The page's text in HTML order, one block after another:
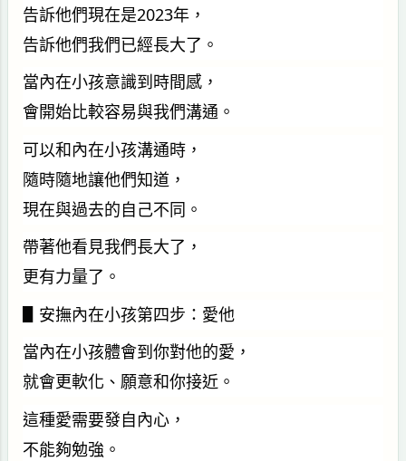
告訴他們現在是2023年，
告訴他們我們已經長大了。
當內在小孩意識到時間感，
會開始比較容易與我們溝通。
可以和內在小孩溝通時，
隨時隨地讓他們知道，
現在與過去的自己不同。
帶著他看見我們長大了，
更有力量了。
▋安撫內在小孩第四步：愛他
當內在小孩體會到你對他的愛，
就會更軟化、願意和你接近。
這種愛需要發自內心，
不能夠勉強。